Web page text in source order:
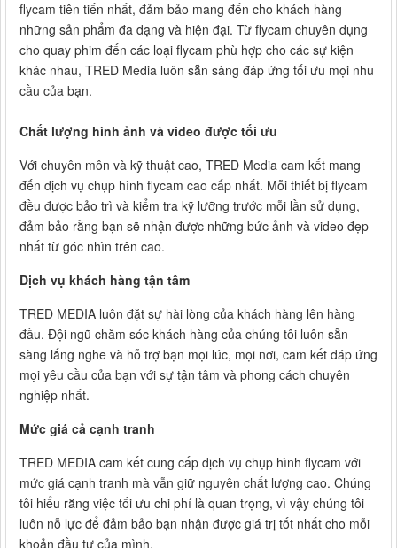
flycam tiên tiến nhất, đảm bảo mang đến cho khách hàng
những sản phẩm đa dạng và hiện đại. Từ flycam chuyên dụng
cho quay phim đến các loại flycam phù hợp cho các sự kiện
khác nhau, TRED Media luôn sẵn sàng đáp ứng tối ưu mọi nhu
cầu của bạn.
Chất lượng hình ảnh và video được tối ưu
Với chuyên môn và kỹ thuật cao, TRED Media cam kết mang
đến dịch vụ chụp hình flycam cao cấp nhất. Mỗi thiết bị flycam
đều được bảo trì và kiểm tra kỹ lưỡng trước mỗi lần sử dụng,
đảm bảo rằng bạn sẽ nhận được những bức ảnh và video đẹp
nhất từ góc nhìn trên cao.
Dịch vụ khách hàng tận tâm
TRED MEDIA luôn đặt sự hài lòng của khách hàng lên hàng
đầu. Đội ngũ chăm sóc khách hàng của chúng tôi luôn sẵn
sàng lắng nghe và hỗ trợ bạn mọi lúc, mọi nơi, cam kết đáp ứng
mọi yêu cầu của bạn với sự tận tâm và phong cách chuyên
nghiệp nhất.
Mức giá cả cạnh tranh
TRED MEDIA cam kết cung cấp dịch vụ chụp hình flycam với
mức giá cạnh tranh mà vẫn giữ nguyên chất lượng cao. Chúng
tôi hiểu rằng việc tối ưu chi phí là quan trọng, vì vậy chúng tôi
luôn nỗ lực để đảm bảo bạn nhận được giá trị tốt nhất cho mỗi
khoản đầu tư của mình.